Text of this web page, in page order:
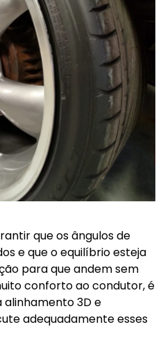
que os ângulos de
e que o equilíbrio esteja
para que andem sem
conforto ao condutor, é
3D e
adequadamente esses